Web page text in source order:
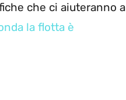
che ci aiuteranno a
la flotta è